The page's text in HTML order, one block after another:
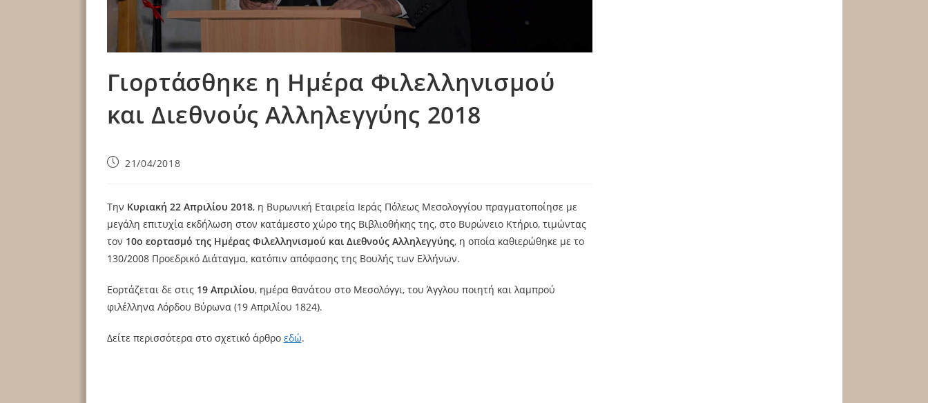
Γιορτάσθηκε η Ημέρα Φιλελληνισμού
και Διεθνούς Αλληλεγγύης 2018
21/04/2018
Την Κυριακή 22 Απριλίου 2018, η Βυρωνική Εταιρεία Ιεράς Πόλεως Μεσολογγίου πραγματοποίησε με
μεγάλη επιτυχία εκδήλωση στον κατάμεστο χώρο της Βιβλιοθήκης της, στο Βυρώνειο Κτήριο, τιμώντας
τον 10ο εορτασμό της Ημέρας Φιλελληνισμού και Διεθνούς Αλληλεγγύης, η οποία καθιερώθηκε με το
130/2008 Προεδρικό Διάταγμα, κατόπιν απόφασης της Βουλής των Ελλήνων.
Εορτάζεται δε στις 19 Απριλίου, ημέρα θανάτου στο Μεσολόγγι, του Άγγλου ποιητή και λαμπρού
φιλέλληνα Λόρδου Βύρωνα (19 Απριλίου 1824).
Δείτε περισσότερα στο σχετικό άρθρο εδώ.